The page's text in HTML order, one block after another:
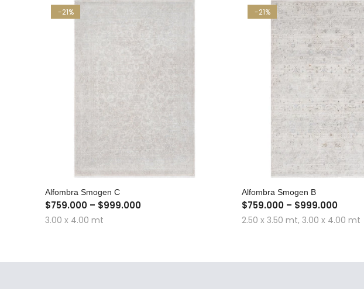
-21%
COMPRA RÁPIDA
Alfombra Smogen C
$759.000 – $999.000
3.00 x 4.00 mt
-21%
COMPRA RÁPIDA
Alfombra Smogen B
$759.000 – $999.000
2.50 x 3.50 mt, 3.00 x 4.00 mt